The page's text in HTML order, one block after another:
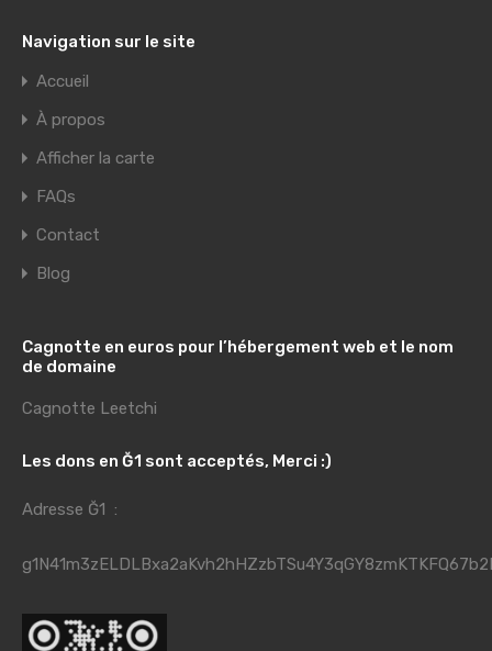
Navigation sur le site
Accueil
À propos
Afficher la carte
FAQs
Contact
Blog
Cagnotte en euros pour l’hébergement web et le nom
de domaine
Cagnotte Leetchi
Les dons en Ğ1 sont acceptés, Merci :)
Adresse Ğ1 :